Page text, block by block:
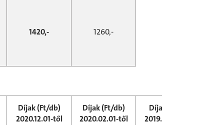
1420,- 1260,-
Díjak (Ft/db)
2020.12.01-től
Díjak (Ft/db)
2020.02.01-től
Díja (Ft/db)
2019.02.01-től